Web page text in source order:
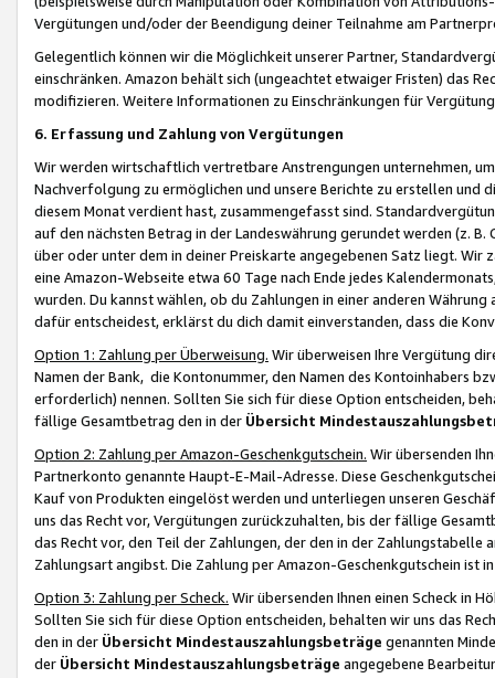
Vergütungen und/oder der Beendigung deiner Teilnahme am
Gelegentlich können wir die Möglichkeit unserer Partner,
einschränken. Amazon behält sich (ungeachtet etwaiger Fristen) das
modifizieren. Weitere Informationen zu Einschränkungen für
6. Erfassung und Zahlung von Vergütungen
Wir werden wirtschaftlich vertretbare Anstrengungen unternehmen,
Nachverfolgung zu ermöglichen und unsere Berichte zu erstellen und
diesem Monat verdient hast, zusammengefasst sind.
auf den nächsten Betrag in der Landeswährung gerundet werden (z.
über oder unter dem in deiner Preiskarte angegebenen Satz liegt.
eine Amazon-Webseite etwa 60 Tage nach Ende jedes
wurden. Du kannst wählen, ob du Zahlungen in einer anderen
dafür entscheidest, erklärst du dich damit einverstanden, dass die
Option 1: Zahlung per Überweisung. Wir überweisen Ihre Vergütung
Namen der Bank, die Kontonummer, den Namen des Kontoinhabers
erforderlich) nennen. Sollten Sie sich für diese Option entscheiden,
fällige Gesamtbetrag den in der Übersicht
Option 2: Zahlung per Amazon-Geschenkgutschein. Wir übersenden
Partnerkonto genannte Haupt-E-Mail-Adresse. Diese
Kauf von Produkten eingelöst werden und unterliegen unseren
uns das Recht vor, Vergütungen zurückzuhalten, bis der fällige
das Recht vor, den Teil der Zahlungen, der den in der
Zahlungsart angibst. Die Zahlung per Amazon-Geschenkgutschein ist
Option 3: Zahlung per Scheck. Wir übersenden Ihnen einen Scheck in
Sollten Sie sich für diese Option entscheiden, behalten wir uns das
den in der Übersicht Mindestauszahlungsbeträge genannten
der Übersicht Mindestauszahlungsbeträge angegebene